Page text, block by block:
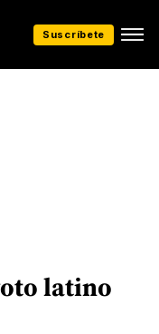
Suscríbete
latino